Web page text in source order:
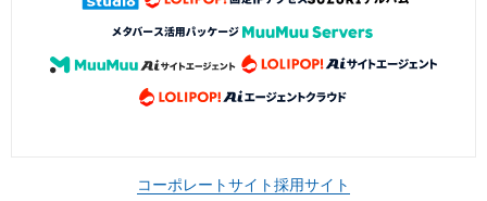
コーポレートサイト採用サイト